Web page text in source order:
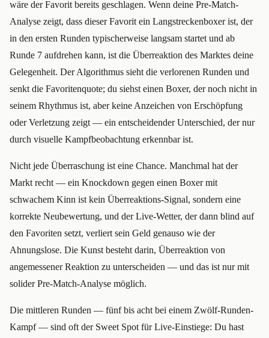
wäre der Favorit bereits geschlagen. Wenn deine Pre-Match-
Analyse zeigt, dass dieser Favorit ein Langstreckenboxer ist, der
in den ersten Runden typischerweise langsam startet und ab
Runde 7 aufdrehen kann, ist die Überreaktion des Marktes deine
Gelegenheit. Der Algorithmus sieht die verlorenen Runden und
senkt die Favoritenquote; du siehst einen Boxer, der noch nicht in
seinem Rhythmus ist, aber keine Anzeichen von Erschöpfung
oder Verletzung zeigt — ein entscheidender Unterschied, der nur
durch visuelle Kampfbeobachtung erkennbar ist.
Nicht jede Überraschung ist eine Chance. Manchmal hat der
Markt recht — ein Knockdown gegen einen Boxer mit
schwachem Kinn ist kein Überreaktions-Signal, sondern eine
korrekte Neubewertung, und der Live-Wetter, der dann blind auf
den Favoriten setzt, verliert sein Geld genauso wie der
Ahnungslose. Die Kunst besteht darin, Überreaktion von
angemessener Reaktion zu unterscheiden — und das ist nur mit
solider Pre-Match-Analyse möglich.
Die mittleren Runden — fünf bis acht bei einem Zwölf-Runden-
Kampf — sind oft der Sweet Spot für Live-Einstiege: Du hast